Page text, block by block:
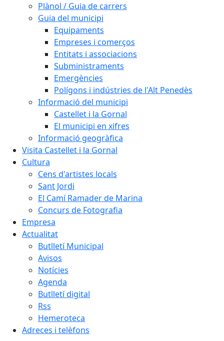
Plànol / Guia de carrers
Guia del municipi
Equipaments
Empreses i comerços
Entitats i associacions
Subministraments
Emergències
Polígons i indústries de l'Alt Penedès
Informació del municipi
Castellet i la Gornal
El municipi en xifres
Informació geogràfica
Visita Castellet i la Gornal
Cultura
Cens d'artistes locals
Sant Jordi
El Camí Ramader de Marina
Concurs de Fotografia
Empresa
Actualitat
Butlletí Municipal
Avisos
Notícies
Agenda
Butlletí digital
Rss
Hemeroteca
Adreces i telèfons